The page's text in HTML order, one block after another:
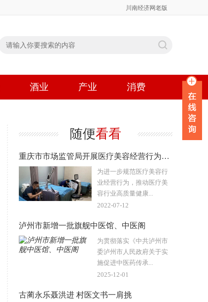
川南经济网老版
酒业 产业 消费
随便看看
重庆市市场监管局开展医疗美容经营行为乱象专项整治行动
为进一步规范医疗美容行
业经营行为，推动医疗美
容行业高质量健康...
2022-07-12
​泸州市新增一批旗舰中医馆、中医阁
为贯彻落实《中共泸州市
委泸州市人民政府关于实
施促进中医药传承...
2025-12-01
古蔺永乐聂洪进 村医文书一肩挑